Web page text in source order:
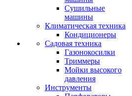
Сушильные
машины
Климатическая техника
Кондиционеры
Садовая техника
Газонокосилки
Триммеры
Мойки высокого
давления
Инструменты